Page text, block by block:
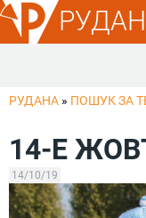
РУДАНА » ПОШУК ЗА
14-Е
14/10/19